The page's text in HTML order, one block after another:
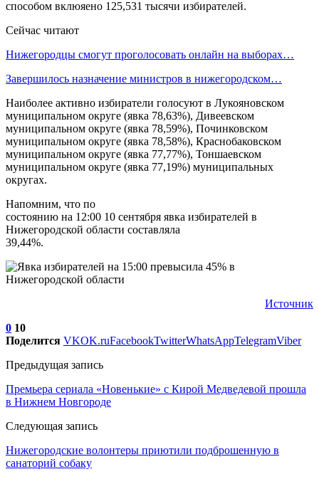
способом вклюяено 125,531 тысячи избирателей.
Сейчас читают
Нижегородцы смогут проголосовать онлайн на выборах…
Завершилось назначение министров в нижегородском…
Наиболее активно избиратели голосуют в Лукояновском
муниципальном округе (явка 78,63%), Дивеевском
муниципальном округе (явка 78,59%), Починковском
муниципальном округе (явка 78,58%), Краснобаковском
муниципальном округе (явка 77,77%), Тоншаевском
муниципальном округе (явка 77,19%) муниципальных
округах.
Напомним, что по
состоянию на 12:00 10 сентября явка избирателей в
Нижегородской области составляла
39,44%.
Источник
0 10
Поделится VKOK.ruFacebookTwitterWhatsAppTelegramViber
Предыдущая запись
Премьера сериала «Новенькие» с Кирой Медведевой прошла
в Нижнем Новгороде
Следующая запись
Нижегородские волонтеры приютили подброшенную в
санаторий собаку